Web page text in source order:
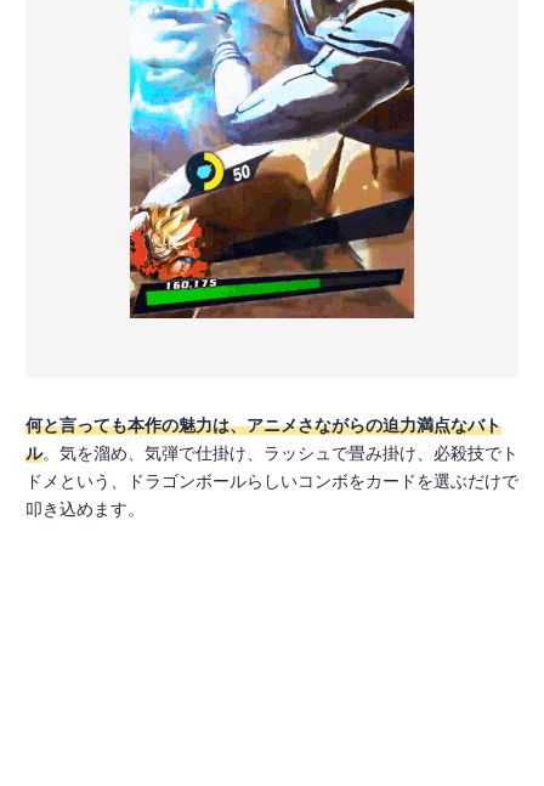
何と言っても本作の魅力は、アニメさながらの迫力満点なバト
ル。気を溜め、気弾で仕掛け、ラッシュで畳み掛け、必殺技でト
ドメという、ドラゴンボールらしいコンボをカードを選ぶだけで
叩き込めます。